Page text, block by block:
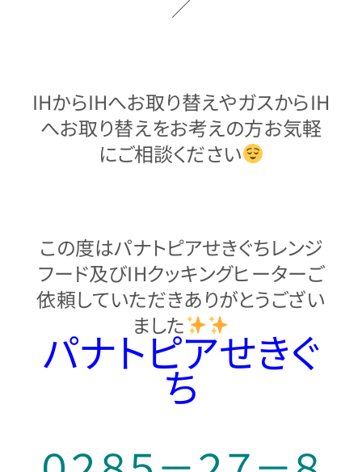
／
IHからIHへお取り替えやガスからIH
へお取り替えをお考えの方お気軽
にご相談ください
この度はパナトピアせきぐちレンジ
フード及びIHクッキングヒーターご
依頼していただきありがとうござい
ました
パナトピアせきぐ
ち